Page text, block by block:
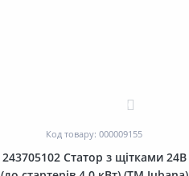
Код товару: 000009155
243705102 Статор з щітками 24В